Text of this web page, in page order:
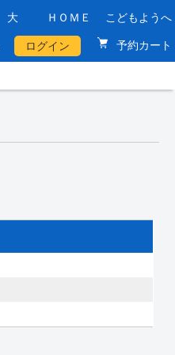
大 ＨＯＭＥ こどもようへ
ログイン 予約カート